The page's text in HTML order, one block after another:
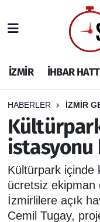
İZMİR İHBAR
HABERLER İZMİR
istasyonu
Kültürpark içinde
ücretsiz ekipman
İzmirlilere açık
Cemil Tugay,
İHBAR HATTI
DEPREM
GENEL
EKONOMİ
SİYASET
İzmir Nöbetçi
İzmir Hava
İzmir Namaz
İzmir Trafik
Puan Durumu
Tüm Manşetler